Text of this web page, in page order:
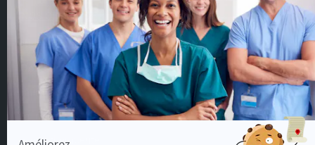
NOS OFFRES DE
Aide soignant
Docteur en médecine
Infirmier IDE
Infirmier de Bloc Opératoire
Kinésithérapeute